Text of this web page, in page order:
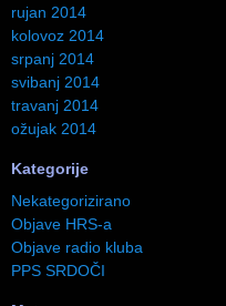
rujan 2014
kolovoz 2014
srpanj 2014
svibanj 2014
travanj 2014
ožujak 2014
Kategorije
Nekategorizirano
Objave HRS-a
Objave radio kluba
PPS SRDOČI